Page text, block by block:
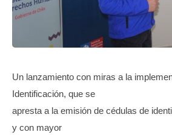
Un lanzamiento con miras a la
Identificación, que se
apresta a la emisión de cédulas de
y con mayor